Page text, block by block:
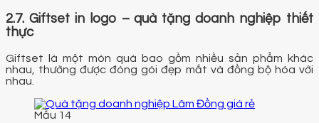
2.7. Giftset in logo – quà tặng doanh nghiệp thiết
thực
Giftset là một món quà bao gồm nhiều sản phẩm khác
nhau, thường được đóng gói đẹp mắt và đồng bộ hóa với
nhau.
Mẫu 14